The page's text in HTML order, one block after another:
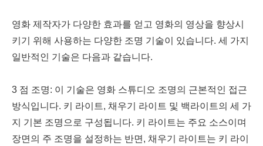
영화 제작자가 다양한 효과를 얻고 영화의 영상을 향상시
키기 위해 사용하는 다양한 조명 기술이 있습니다. 세 가지
일반적인 기술은 다음과 같습니다.
3 점 조명: 이 기술은 영화 스튜디오 조명의 근본적인 접근
방식입니다. 키 라이트, 채우기 라이트 및 백라이트의 세 가
지 기본 조명으로 구성됩니다. 키 라이트는 주요 소스이며
장면의 주 조명을 설정하는 반면, 채우기 라이트는 키 라이